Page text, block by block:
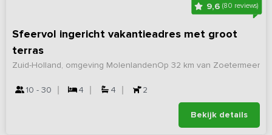
9,6 (80 reviews)
Sfeervol ingericht vakantieadres met groot
terras
Op 32 km van Zoetermeer
Zuid-Holland, omgeving Molenlanden
10 - 30 4 4 2
Bekijk details